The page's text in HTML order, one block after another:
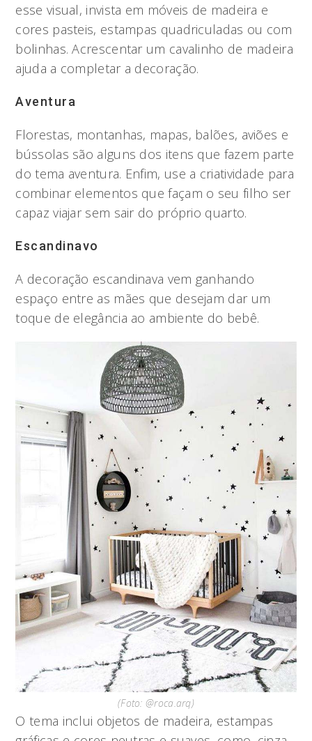
esse visual, invista em móveis de madeira e
cores pasteis, estampas quadriculadas ou com
bolinhas. Acrescentar um cavalinho de madeira
ajuda a completar a decoração.
Aventura
Florestas, montanhas, mapas, balões, aviões e
bússolas são alguns dos itens que fazem parte
do tema aventura. Enfim, use a criatividade para
combinar elementos que façam o seu filho ser
capaz viajar sem sair do próprio quarto.
Escandinavo
A decoração escandinava vem ganhando
espaço entre as mães que desejam dar um
toque de elegância ao ambiente do bebê.
(Foto: @roca.arq)
O tema inclui objetos de madeira, estampas